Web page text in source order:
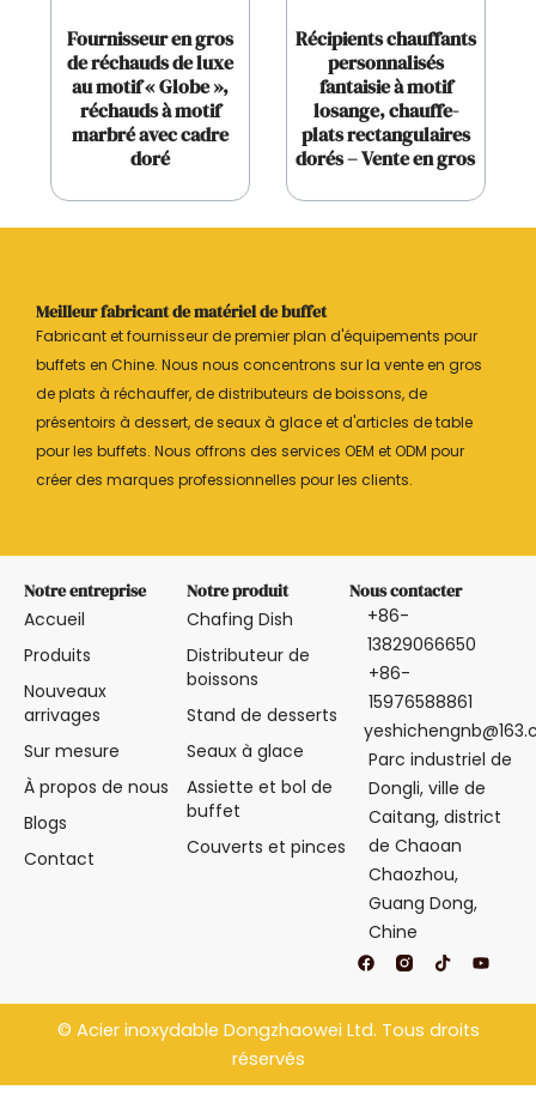
Fournisseur en gros
de réchauds de luxe
au motif « Globe »,
réchauds à motif
marbré avec cadre
doré
Récipients chauffants
personnalisés
fantaisie à motif
losange, chauffe-
plats rectangulaires
dorés – Vente en gros
Meilleur fabricant de matériel de buffet
Fabricant et fournisseur de premier plan d'équipements pour
buffets en Chine. Nous nous concentrons sur la vente en gros
de plats à réchauffer, de distributeurs de boissons, de
présentoirs à dessert, de seaux à glace et d'articles de table
pour les buffets. Nous offrons des services OEM et ODM pour
créer des marques professionnelles pour les clients.
Notre entreprise
Accueil
Produits
Nouveaux
arrivages
Sur mesure
À propos de nous
Blogs
Contact
Notre produit
Chafing Dish
Distributeur de
boissons
Stand de desserts
Seaux à glace
Assiette et bol de
buffet
Couverts et pinces
Nous contacter
+86-
13829066650
+86-
15976588861
Parc industriel de
Dongli, ville de
Caitang, district
de Chaoan
Chaozhou,
Guang Dong,
Chine
F
a
e
b
o
T
i
t
o
k
Y
o
t
© Acier inoxydable Dongzhaowei Ltd. Tous droits
réservés